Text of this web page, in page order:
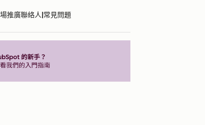
推廣聯絡人|常見問題